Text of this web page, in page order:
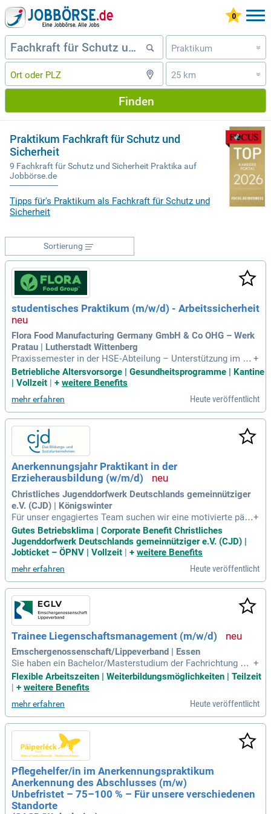
Praktikum »
25 km »
Finden
Praktikum Fachkraft für Schutz und
Sicherheit
9 Fachkraft für Schutz und Sicherheit Praktika auf
Jobbörse.de
Tipps für's Praktikum als Fachkraft für Schutz und
Sicherheit
Sortierung
studentisches Praktikum (m/w/d) - Arbeitssicherheit
Flora Food Manufacturing Germany GmbH & Co OHG – Werk
Pratau | Lutherstadt Wittenberg
Praxissemester in der HSE‑Abteilung – Unterstützung im Be
reich Risikoanalysen: Für unser Werk in Pratau bei Luthersta
dt Wittenberg suchen wir zur Unterstützung unserer lokalen
en (m/w/d).
+
Betriebliche Altersvorsorge | Gesundheitsprogramme | Kantine
| Vollzeit
+ weitere Benefits
mehr erfahren Heute veröffentlicht
Anerkennungsjahr Praktikant in der
Erzieherausbildung (w/m/d)
Christliches Jugenddorfwerk Deutschlands gemeinnütziger
e.V. (CJD) | Königswinter
Für unser engagiertes Team suchen wir eine motivierte päd
agogische Fachkraft im Anerkennungsjahr, die den Kita-Allta
g mit kreativen Ideen und liebevoller Begleitung bereichert.
+
Gutes Betriebsklima | Corporate Benefit Christliches
Jugenddorfwerk Deutschlands gemeinnütziger e.V. (CJD) |
Jobticket – ÖPNV | Vollzeit | + weitere Benefits
mehr erfahren Heute veröffentlicht
Trainee Liegenschaftsmanagement (m/w/d)
Emschergenossenschaft/Lippeverband | Essen
Sie haben ein Bachelor/Masterstudium der Fachrichtung Ve
rmessungswesen, Raumplanung oder einer vergleichbaren F
achrichtung erfolgreich absolviert; Sie haben erste Kenntnis
dstücksentwicklungen
+
Flexible Arbeitszeiten | Weiterbildungsmöglichkeiten | Teilzeit
| + weitere Benefits
mehr erfahren Heute veröffentlicht
Pflegehelfer/in im Anerkennungspraktikum
Anerkennung des Abschlusses (m/w)
Unbefristet – 75–100 % – Für unsere verschiedenen
Standorte